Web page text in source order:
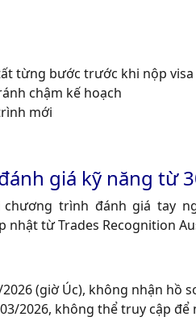
từng bước trước khi nộp visa
chậm kế hoạch
mới
giá kỹ năng từ
trình đánh giá tay
nhật từ Trades Recognition
(giờ Úc), không nhận hồ
2026, không thể truy cập để